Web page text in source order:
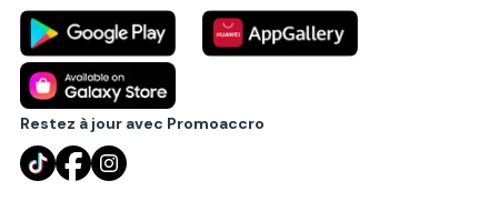
Règlements
Partenariat B2B
Blog
Contact
Restez à jour avec Promoaccro